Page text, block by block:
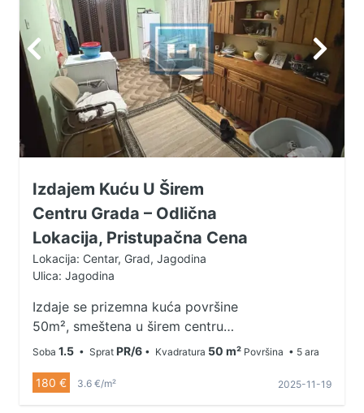
Izdajem Kuću U Širem
Centru Grada – Odlična
Lokacija, Pristupačna Cena
Lokacija: Centar, Grad, Jagodina
Ulica: Jagodina
Izdaje se prizemna kuća površine
50m², smeštena u širem centru
grada, na mirnoj i lako dostupnoj
idealna za samce, parove ili manju
porodicu. Struktura: – Prizemna
Soba 1.5 • Sprat PR/6 • Kvadratura 50 m² Površina • 5 ara
180 € 3.6 €/m² 2025-11-19